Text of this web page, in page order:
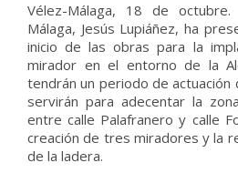
Vélez-Málaga, 18 de
Málaga, Jesús Lupiáñez, ha
inicio de las obras para la
mirador en el entorno de la
tendrán un periodo de
servirán para adecentar la
entre calle Palafranero y calle
creación de tres miradores y la
de la ladera.